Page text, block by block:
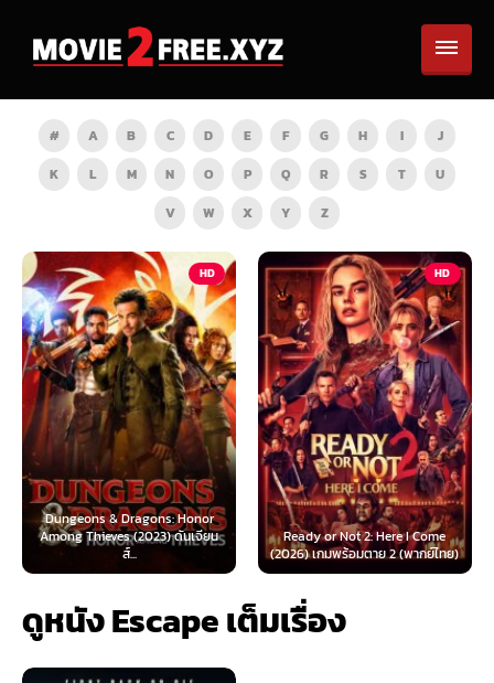
# A B C D E F G H I
J
K
L M N O P Q R S T
U
V
W X Y Z
HD
Honor
ดันเจียน
HD
Ready or Not 2: Here I Come
(2026) เกมพร้อมตาย 2 (พากย์ไทย)
Now You See Me:
(2025) อาชญากล
ดูหนัง Escape เต็มเรื่อง